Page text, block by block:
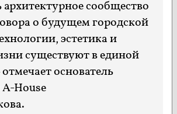
сообщество
о будущем городской
эстетика и
существуют в единой
основатель
House